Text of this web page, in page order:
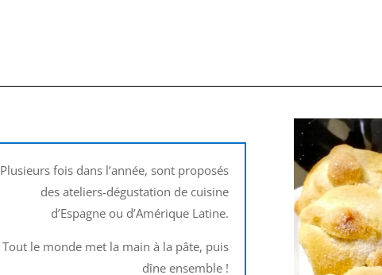
Plusieurs fois dans l’année, sont proposés
des ateliers-dégustation de cuisine
d’Espagne ou d’Amérique Latine.
Tout le monde met la main à la pâte, puis
dîne ensemble !